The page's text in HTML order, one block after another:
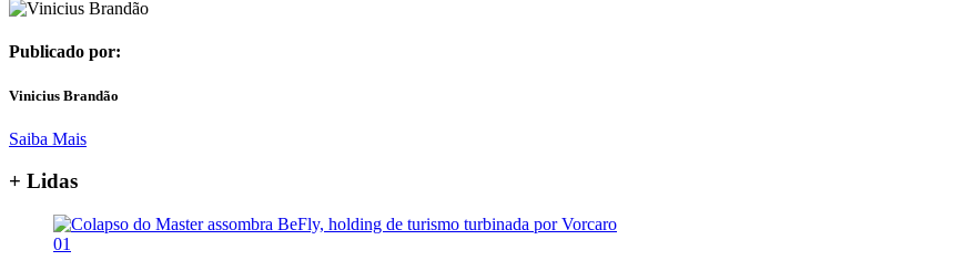
Publicado por:
Vinicius Brandão
Saiba Mais
+ Lidas
01